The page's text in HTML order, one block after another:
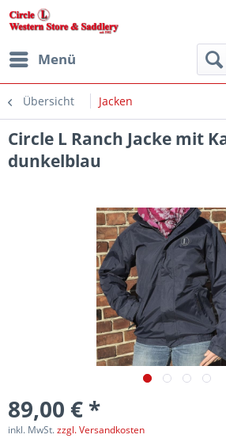
Menü
Übersicht Jacken
Circle L Ranch Jacke mit
dunkelblau
89,00 € *
inkl. MwSt.zzgl. Versandkosten